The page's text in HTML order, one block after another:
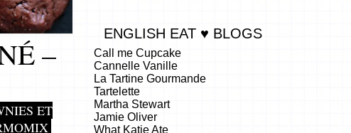
–
ET
ENGLISH EAT ♥ BLOGS
Call me Cupcake
Cannelle Vanille
La Tartine Gourmande
Tartelette
Martha Stewart
Jamie Oliver
What Katie Ate